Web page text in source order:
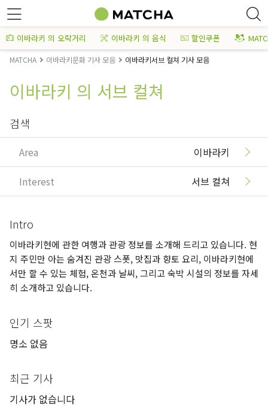
이바라키 의 오락거리 이바라키 의 음식 할인쿠폰
MATCHA 이바라키문화 기사 모음 이바라키서브 컬쳐 기사 모음
이바라키 의 서브 컬쳐
검색
Area 이바라키
Interest 서브 컬쳐
Intro
이바라키현에 관한 여행과 관광 정보를 소개해 드리고 있습니다. 현
지 주민만 아는 숨겨진 관광 스폿, 맛집과 향토 요리, 이바라키현에
서만 할 수 있는 체험, 온천과 날씨, 그리고 숙박 시설의 정보를 자세
히 소개하고 있습니다.
인기 스팟
명소 없음
최근 기사
기사가 없습니다